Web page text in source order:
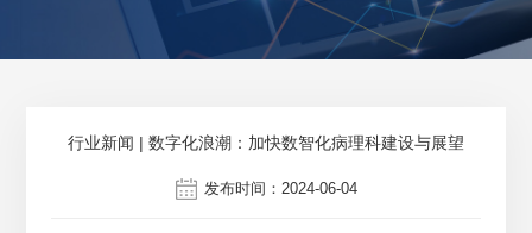
行业新闻 | 数字化浪潮：加快数智化病理科建设与展望
发布时间：2024-06-04